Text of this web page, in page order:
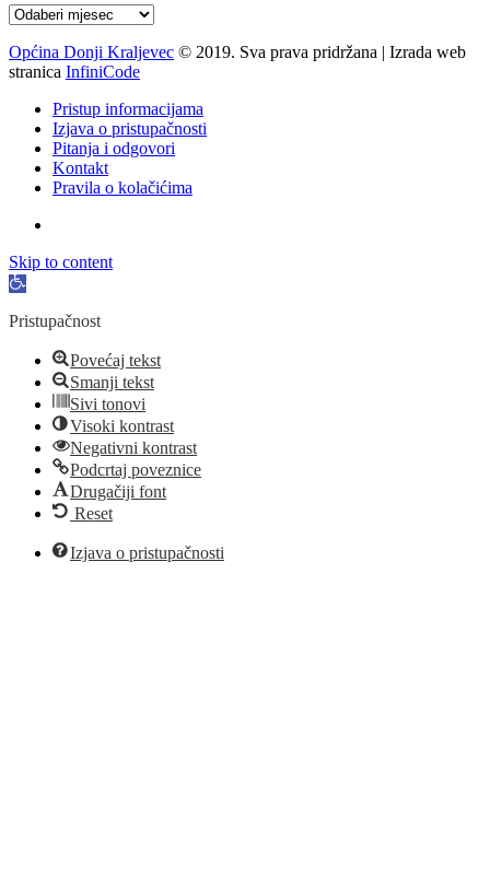
Arhiva
Općina Donji Kraljevec © 2019. Sva prava pridržana | Izrada web
stranica InfiniCode
Pristup informacijama
Izjava o pristupačnosti
Pitanja i odgovori
Kontakt
Pravila o kolačićima
Skip to content
Open
Pristupačnost
Povećaj tekst
Smanji tekst
Sivi tonovi
Visoki kontrast
Negativni kontrast
Podcrtaj poveznice
Drugačiji font
Reset
Izjava o pristupačnosti